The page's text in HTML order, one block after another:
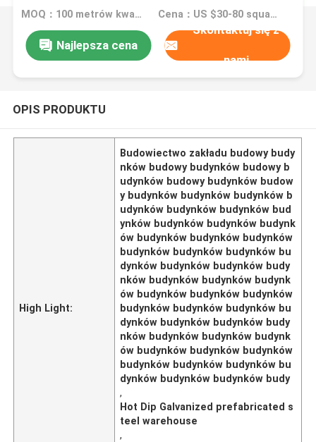
zakładu
MOQ：100 metrów kwadratowych Cena：US $30-80 square meter
Najlepsza cena
Skontaktuj się z
nami
OPIS PRODUKTU
High Light:
Budowiectwo zakładu budowy budy
nków budowy budynków budowy b
udynków budowy budynków budow
y budynków budynków budynków b
udynków budynków budynków bud
ynków budynków budynków budynk
ów budynków budynków budynków
budynków budynków budynków bu
dynków budynków budynków budy
nków budynków budynków budynk
ów budynków budynków budynków
budynków budynków budynków bu
dynków budynków budynków budy
nków budynków budynków budynk
ów budynków budynków budynków
budynków budynków budynków bu
dynków budynków budynków budy
,
Hot Dip Galvanized prefabricated s
teel warehouse
,